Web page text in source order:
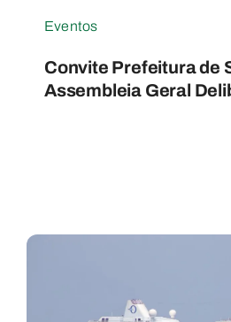
Eventos
Convite Prefeitura de
Assembleia Geral